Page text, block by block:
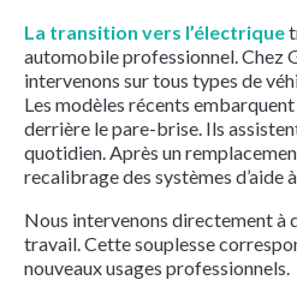
La transition vers l’électrique
automobile professionnel. Chez
intervenons sur tous types de
Les modèles récents
derrière le pare-brise. Ils
quotidien. Après un
recalibrage des systèmes d’aide
Nous intervenons directement à
travail. Cette souplesse
nouveaux usages professionnels.